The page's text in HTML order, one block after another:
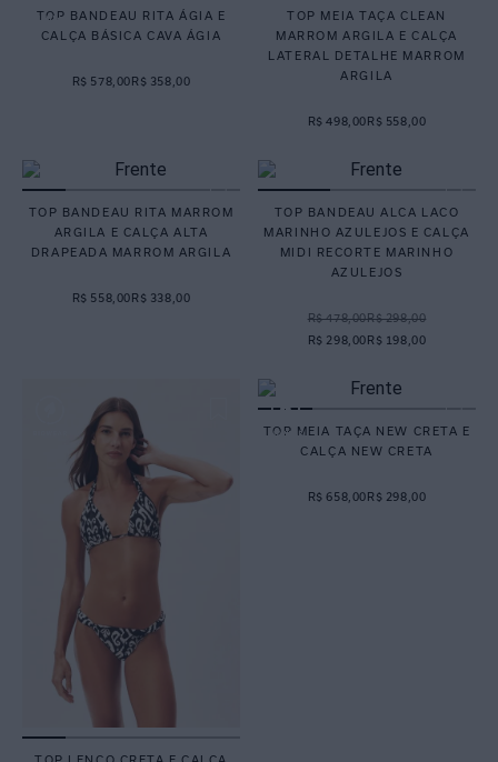
TOP BANDEAU RITA ÁGIA E
CALÇA BÁSICA CAVA ÁGIA
R$ 578,00R$ 358,00
TOP MEIA TAÇA CLEAN
MARROM ARGILA E CALÇA
LATERAL DETALHE MARROM
ARGILA
R$ 498,00R$ 558,00
TOP BANDEAU RITA MARROM
ARGILA E CALÇA ALTA
DRAPEADA MARROM ARGILA
R$ 558,00R$ 338,00
TOP BANDEAU ALCA LACO
MARINHO AZULEJOS E CALÇA
MIDI RECORTE MARINHO
AZULEJOS
R$ 478,00
R$ 298,00
R$ 298,00
R$ 198,00
TOP MEIA TAÇA NEW CRETA E
CALÇA NEW CRETA
R$ 658,00R$ 298,00